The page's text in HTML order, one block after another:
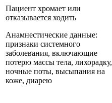
Пациент хромает или
отказывается ходить
Анамнестические данные:
признаки системного
заболевания, включающие
потерю массы тела, лихорадку,
ночные поты, высыпания на
коже, диарею